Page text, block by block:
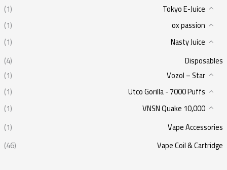
Tokyo E-Juice
(1)
ox passion
(1)
Nasty Juice
(1)
Disposables
(4)
Vozol – Star
(1)
Utco Gorilla - 7000 Puffs
(1)
VNSN Quake 10,000
(1)
Vape Accessories
(1)
Vape Coil & Cartridge
(46)